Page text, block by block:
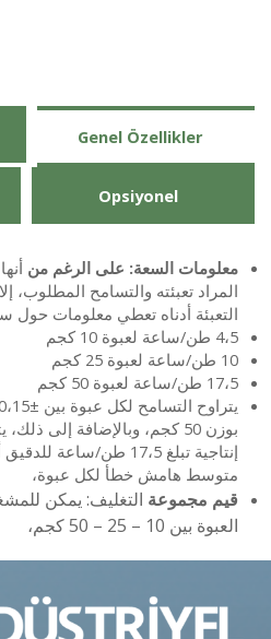
Genel Özellikler
Opsiyonel
معلومات السعة: على الرغم من
المراد تعبئته والتسامح المطلوب،
التعبئة أدناه تعطي معلومات حول
4،5 طن/ساعة لعبوة 10 كجم
10 طن/ساعة لعبوة 25 كجم
17،5 طن/ساعة لعبوة 50 كجم
بوزن 50 كجم، وبالإضافة إلى
إنتاجية تبلغ 17،5 طن/
متوسط هامش خطأ لكل عبوة،
قيم مجموعة التغليف: يمكن
العبوة بين 10 – 25 – 50 كجم،